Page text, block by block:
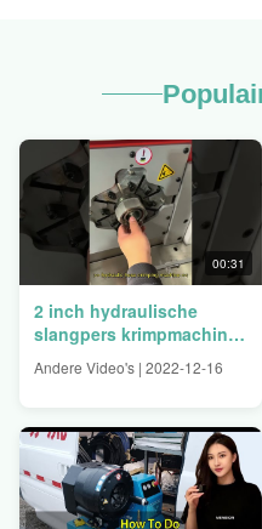
waarop meer dan 1.000
00:31
2 inch hydraulische
slangpers krimpmachine |
Goedkope prijs
Andere Video's | 2022-12-16